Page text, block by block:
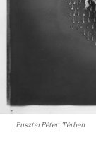
Pusztai Péter: Térben